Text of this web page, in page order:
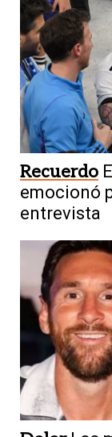
Pronóstico
San Juan:
Recuerdo
emocionó
entrevista